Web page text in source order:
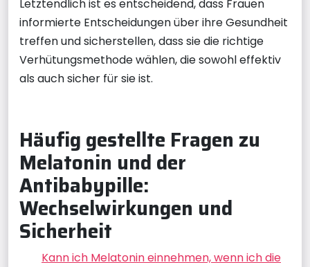
Letztendlich ist es entscheidend, dass Frauen
informierte Entscheidungen über ihre Gesundheit
treffen und sicherstellen, dass sie die richtige
Verhütungsmethode wählen, die sowohl effektiv
als auch sicher für sie ist.
Häufig gestellte Fragen zu
Melatonin und der
Antibabypille:
Wechselwirkungen und
Sicherheit
Kann ich Melatonin einnehmen, wenn ich die